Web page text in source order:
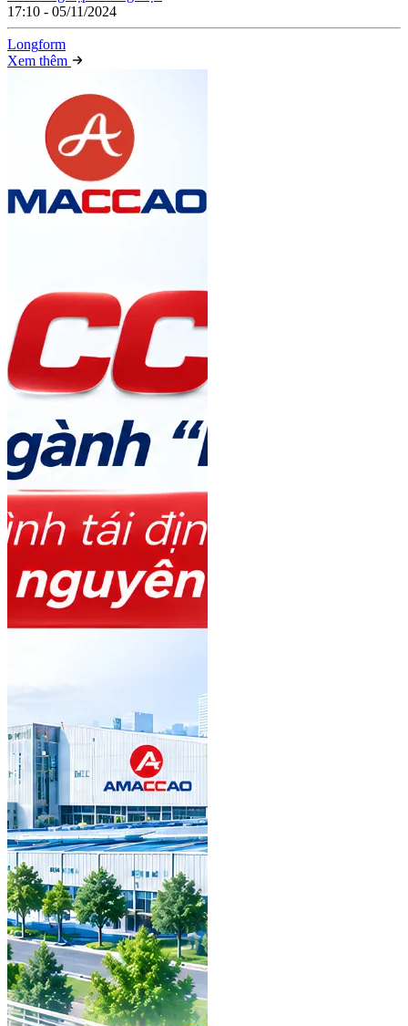
17:10 - 05/11/2024
Longform
Xem thêm